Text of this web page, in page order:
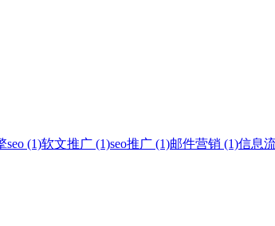
seo (1)软文推广 (1)seo推广 (1)邮件营销 (1)信息